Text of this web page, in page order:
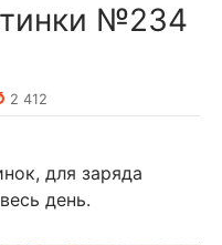
№234
2 412
для заряда
день.